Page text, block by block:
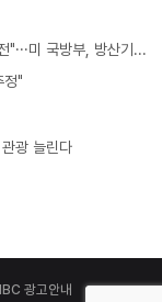
"미국, 이란 전쟁으로 패트리엇 급감해 한국 전력 이전"···미 국방부, 방산기업에 "생산 능력 확대 계획 21일까지 제출하라"
정"
광 늘린다
광고안내